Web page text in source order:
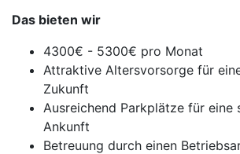
Das bieten wir
4300€ - 5300€ pro Monat
Attraktive Altersvorsorge für
Zukunft
Ausreichend Parkplätze für eine
Ankunft
Betreuung durch einen